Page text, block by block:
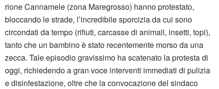
rione Cannamele (zona Maregrosso) hanno protestato,
bloccando le strade, l’incredibile sporcizia da cui sono
circondati da tempo (rifiuti, carcasse di animali, insetti, topi),
tanto che un bambino è stato recentemente morso da una
zecca. Tale episodio gravissimo ha scatenato la protesta di
oggi, richiedendo a gran voce interventi immediati di pulizia
e disinfestazione, oltre che la convocazione del sindaco